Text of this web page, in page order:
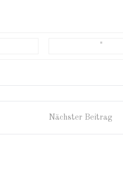
Nächster Beitrag